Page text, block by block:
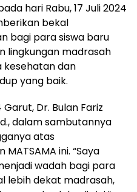
hari Rabu, 17 Juli 2024
bekal
bagi para siswa baru
lingkungan madrasah
kesehatan dan
yang baik.
Garut, Dr. Bulan Fariz
dalam sambutannya
atas
ini. “Saya
wadah bagi para
lebih dekat madrasah,